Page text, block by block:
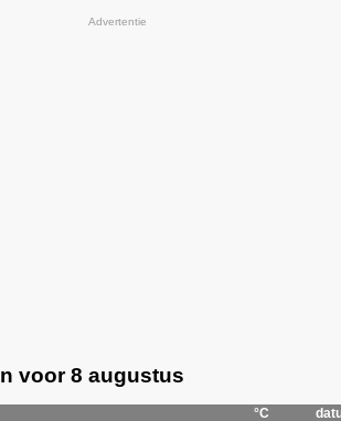
Advertentie
voor 8 augustus
°C